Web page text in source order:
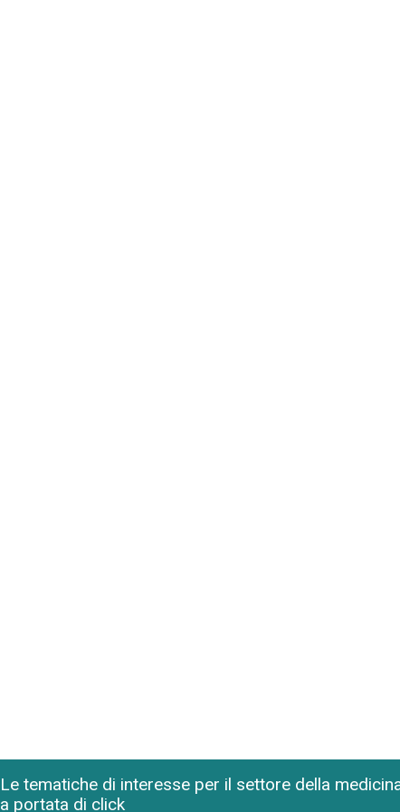
Le tematiche di interesse per il settore della
a portata di click